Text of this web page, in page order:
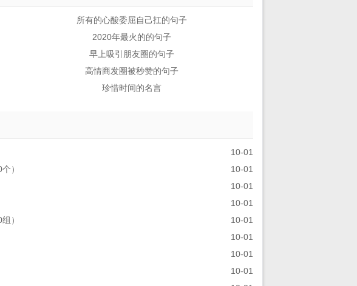
所有的心酸委屈自己扛的句子
2020年最火的的句子
早上吸引朋友圈的句子
高情商发圈被秒赞的句子
珍惜时间的名言
10-01
）
10-01
10-01
10-01
）
10-01
10-01
10-01
10-01